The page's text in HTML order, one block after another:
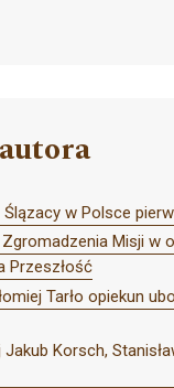
w Polsce
Misji w
Przeszłość
Tarło opiekun
Korsch,